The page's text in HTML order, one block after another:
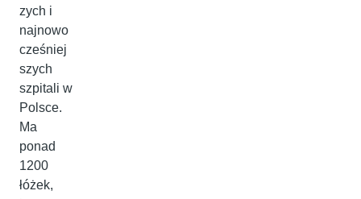
zych i
najnowo
cześniej
szych
szpitali w
Polsce.
Ma
ponad
1200
łóżek,